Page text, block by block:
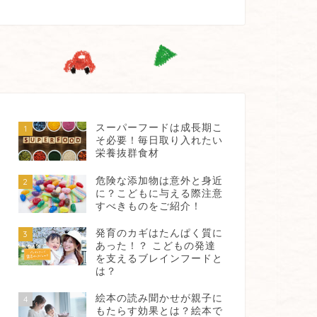
1
スーパーフードは成長期こ
そ必要！毎日取り入れたい
栄養抜群食材
2
危険な添加物は意外と身近
に？こどもに与える際注意
すべきものをご紹介！
3
発育のカギはたんぱく質に
あった！？ こどもの発達
を支えるブレインフードと
は？
4
絵本の読み聞かせが親子に
もたらす効果とは？絵本で